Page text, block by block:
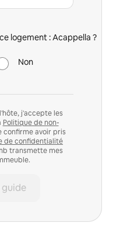
logement : Acappella ?
Non
j'accepte les
Politique de non-
confirme avoir pris
de confidentialité
transmette mes